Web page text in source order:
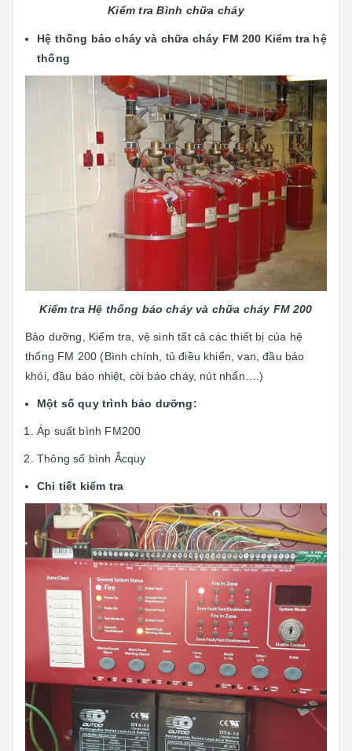
Kiểm tra Bình chữa cháy
Hệ thống báo cháy và chữa cháy FM 200 Kiểm tra hệ
thống
Kiểm tra Hệ thống báo cháy và chữa cháy FM 200
Bảo dưỡng, Kiểm tra, vệ sinh tất cả các thiết bị của hệ
thống FM 200 (Bình chính, tủ điều khiển, van, đầu báo
khói, đầu báo nhiệt, còi báo cháy, nút nhấn….)
Một số quy trình bảo dưỡng:
Áp suất bình FM200
Thông số bình Ắcquy
Chi tiết kiểm tra